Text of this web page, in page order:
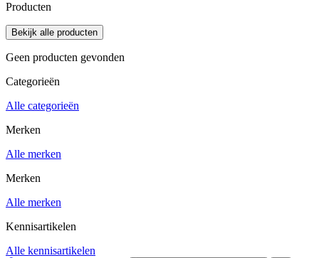
Producten
Geen producten gevonden
Categorieën
Alle categorieën
Merken
Alle merken
Merken
Alle merken
Kennisartikelen
Alle kennisartikelen